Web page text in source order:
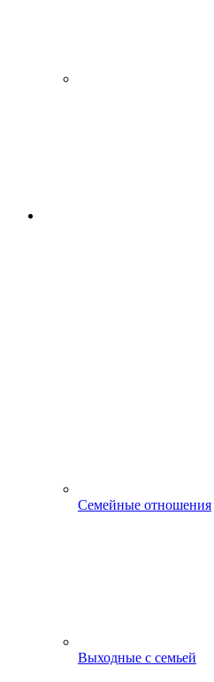
Семейные отношения
Выходные с семьей